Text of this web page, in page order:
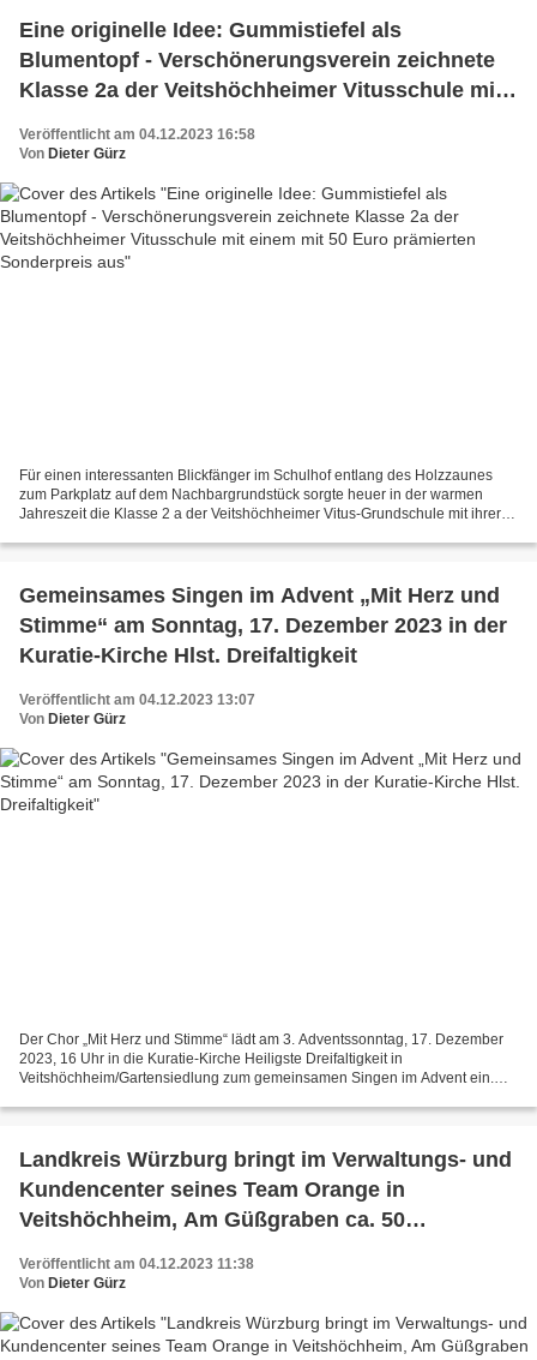
Eine originelle Idee: Gummistiefel als
Blumentopf - Verschönerungsverein zeichnete
Klasse 2a der Veitshöchheimer Vitusschule mit
Veröffentlicht am 04.12.2023 16:58
Von Dieter Gürz
Für einen interessanten Blickfänger im Schulhof entlang des Holzzaunes
zum Parkplatz auf dem Nachbargrundstück sorgte heuer in der warmen
Jahreszeit die Klasse 2 a der Veitshöchheimer Vitus-Grundschule mit ihrer
Gemeinsames Singen im Advent „Mit Herz und
Stimme“ am Sonntag, 17. Dezember 2023 in der
Kuratie-Kirche Hlst. Dreifaltigkeit
Veröffentlicht am 04.12.2023 13:07
Von Dieter Gürz
Der Chor „Mit Herz und Stimme“ lädt am 3. Adventssonntag, 17. Dezember
2023, 16 Uhr in die Kuratie-Kirche Heiligste Dreifaltigkeit in
Veitshöchheim/Gartensiedlung zum gemeinsamen Singen im Advent ein.
Landkreis Würzburg bringt im Verwaltungs- und
Kundencenter seines Team Orange in
Veitshöchheim, Am Güßgraben ca. 50
Dezember 2023 um 20:00 Uhr in den
Veröffentlicht am 04.12.2023 11:38
Von Dieter Gürz